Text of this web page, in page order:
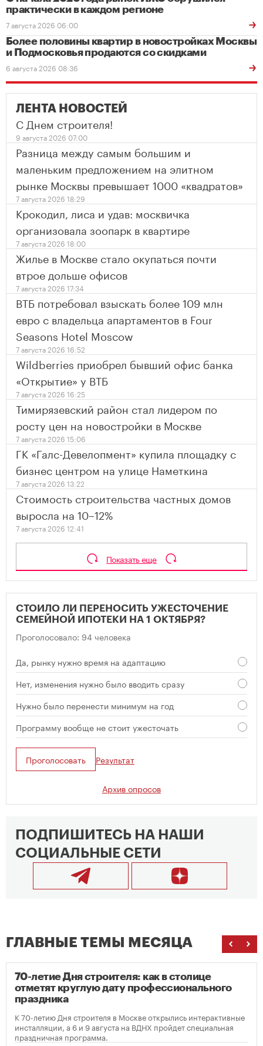
практически в каждом регионе
7 августа 2026 06:00
Более половины квартир в новостройках Москвы
и Подмосковья продаются со скидками
6 августа 2026 08:36
ЛЕНТА НОВОСТЕЙ
С Днем строителя!
9 августа 2026 07:00
Разница между самым большим и
маленьким предложением на элитном
рынке Москвы превышает 1000 «квадратов»
7 августа 2026 18:29
Крокодил, лиса и удав: москвичка
организовала зоопарк в квартире
7 августа 2026 18:00
Жилье в Москве стало окупаться почти
втрое дольше офисов
7 августа 2026 17:34
ВТБ потребовал взыскать более 109 млн
евро с владельца апартаментов в Four
Seasons Hotel Moscow
7 августа 2026 16:52
Wildberries приобрел бывший офис банка
«Открытие» у ВТБ
7 августа 2026 16:25
Тимирязевский район стал лидером по
росту цен на новостройки в Москве
7 августа 2026 15:06
ГК «Галс-Девелопмент» купила площадку с
бизнес центром на улице Наметкина
7 августа 2026 13:22
Стоимость строительства частных домов
выросла на 10–12%
7 августа 2026 12:41
Показать еще
СТОИЛО ЛИ ПЕРЕНОСИТЬ УЖЕСТОЧЕНИЕ
СЕМЕЙНОЙ ИПОТЕКИ НА 1 ОКТЯБРЯ?
Проголосовало: 94 человека
Да, рынку нужно время на адаптацию
Нет, изменения нужно было вводить сразу
Нужно было перенести минимум на год
Программу вообще не стоит ужесточать
Проголосовать Результат
Архив опросов
ПОДПИШИТЕСЬ НА НАШИ
СОЦИАЛЬНЫЕ СЕТИ
ГЛАВНЫЕ ТЕМЫ МЕСЯЦА
70-летие Дня строителя: как в столице
отметят круглую дату профессионального
праздника
К 70-летию Дня строителя в Москве открылись интерактивные
инсталляции, а 6 и 9 августа на ВДНХ пройдет специальная
праздничная программа.